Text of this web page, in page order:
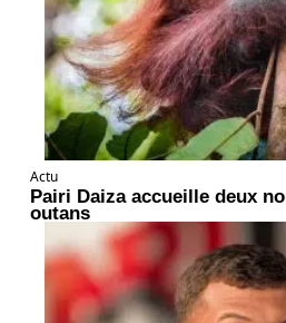
Actu
Pairi Daiza accueille deux
outans